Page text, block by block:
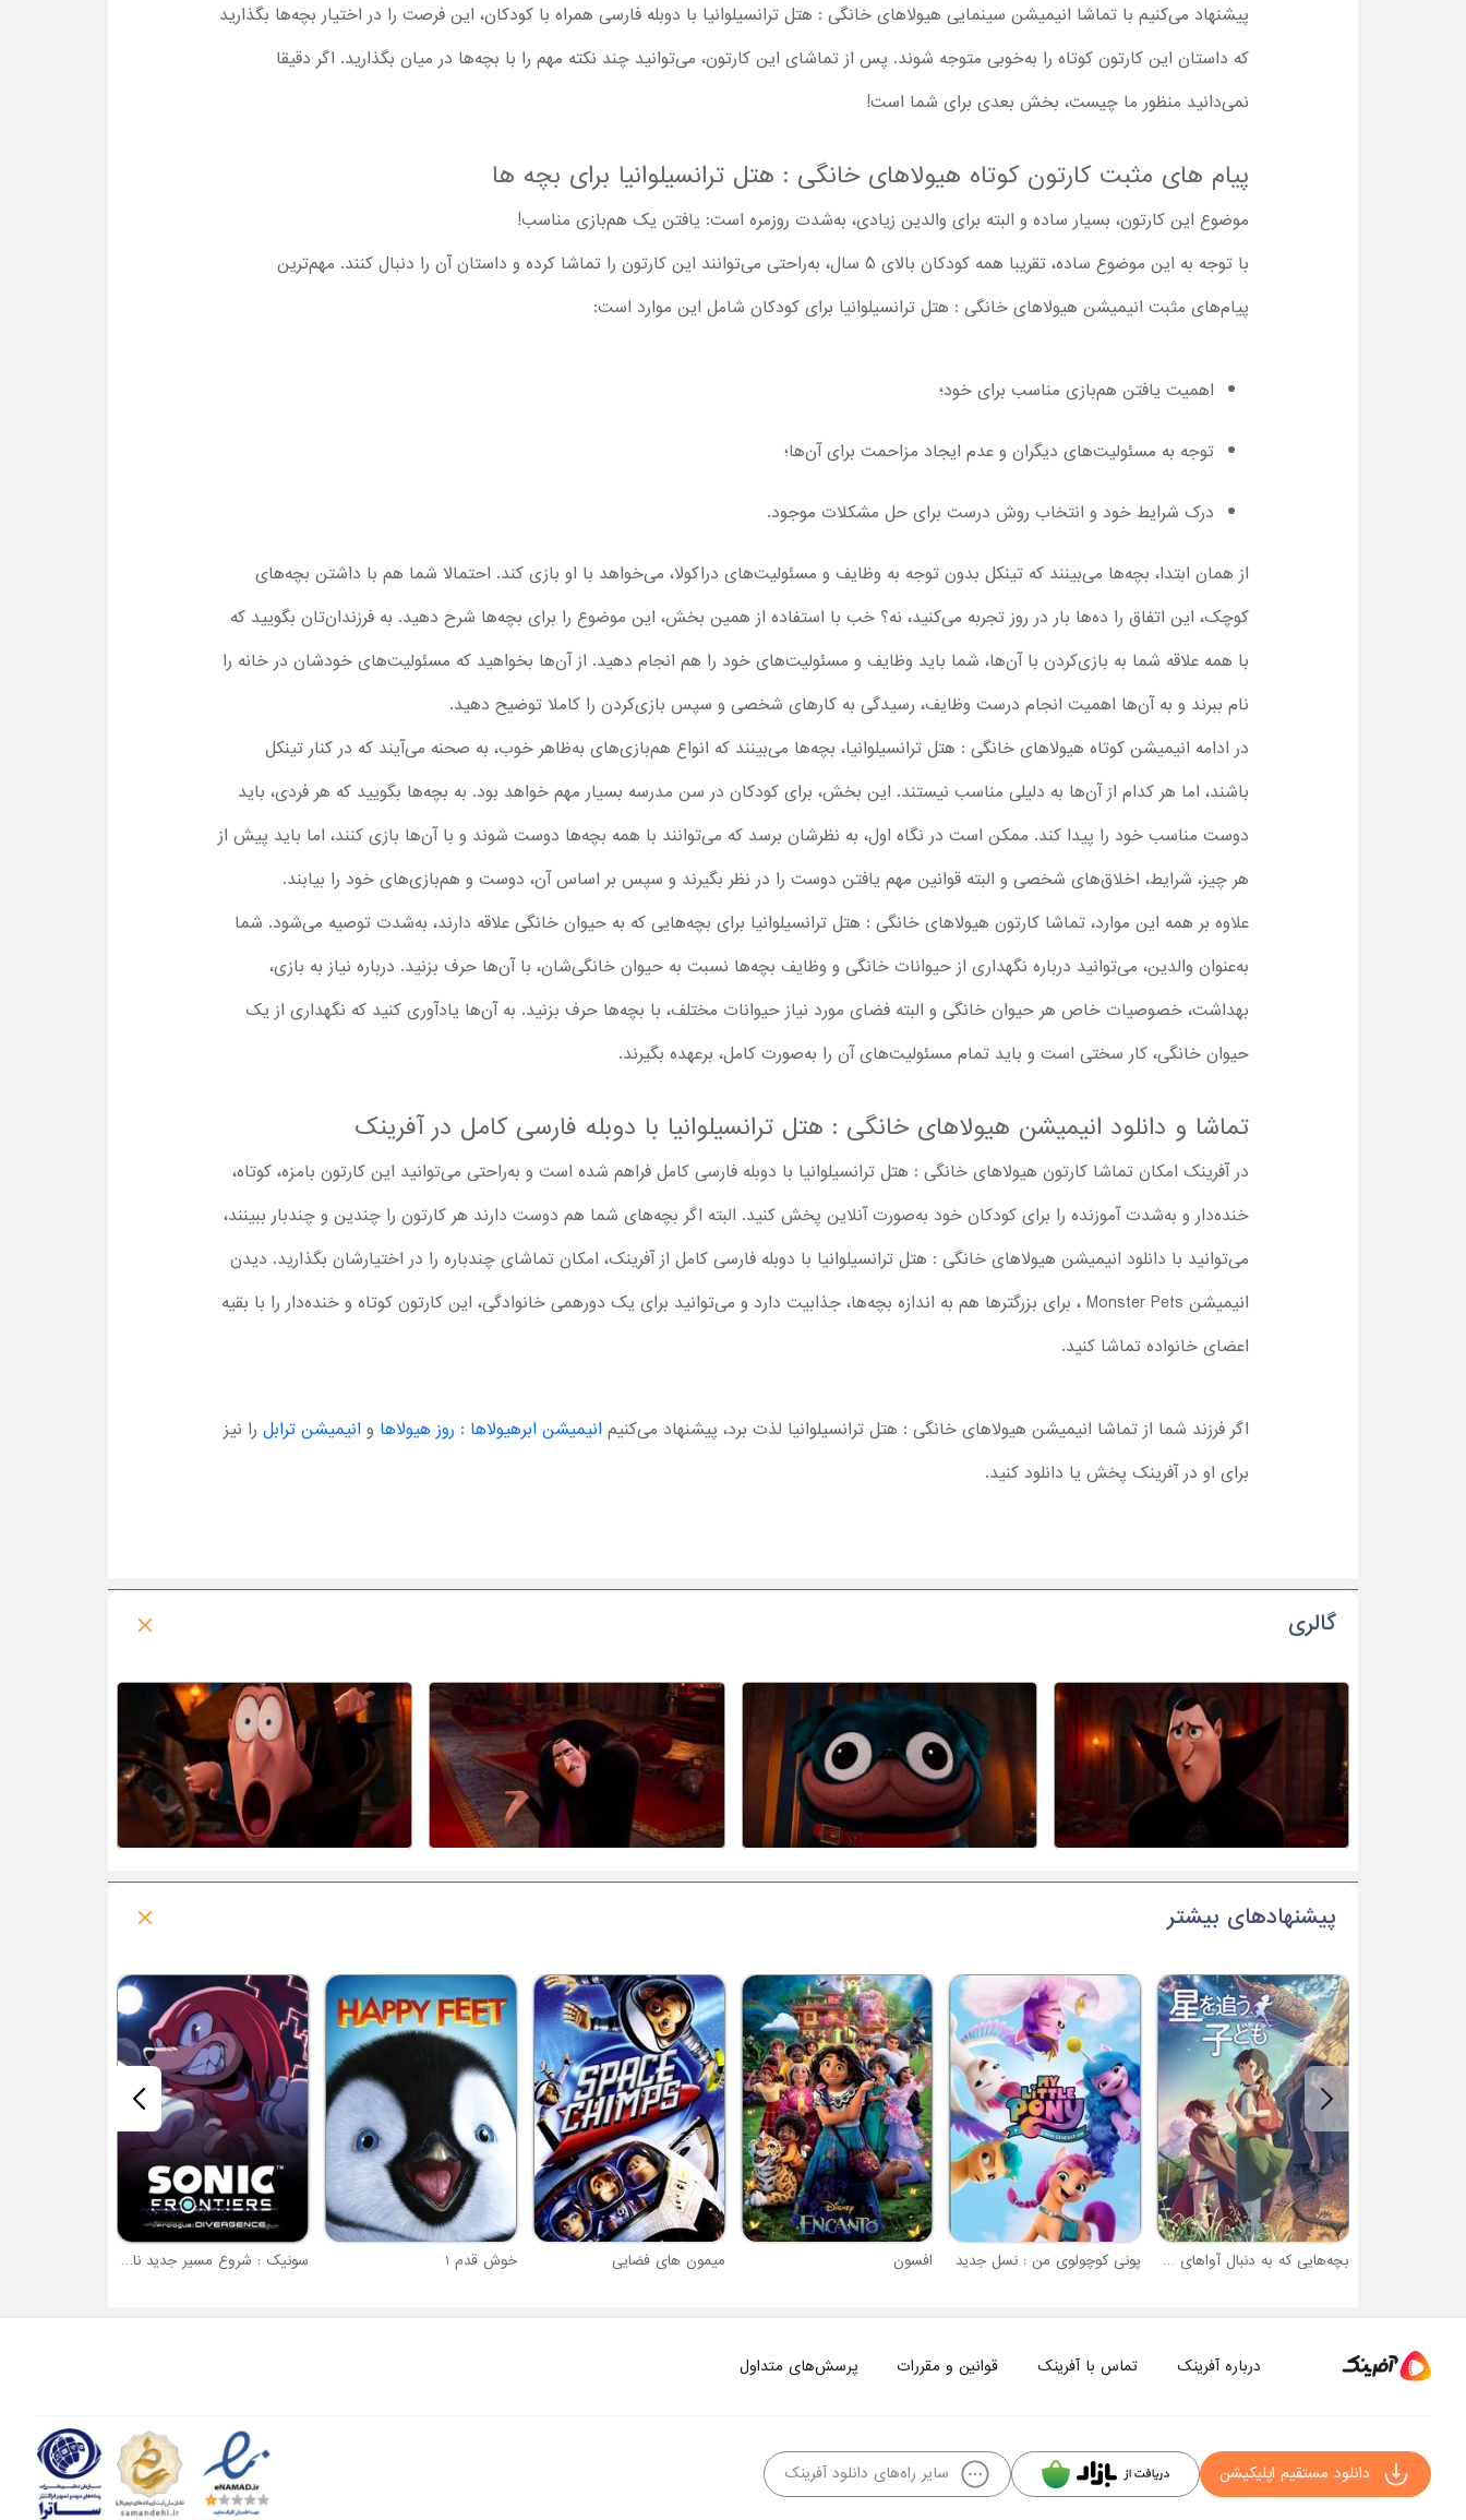
پیشنهاد می‌کنیم با تماشا انیمیشن سینمایی هیولاهای خانگی : هتل ترانسیلوانیا با دوبله فارسی همراه با کودکان، این فرصت را در اختیار بچه‌ها بگذارید
که داستان این کارتون کوتاه را به‌خوبی متوجه شوند. پس از تماشای این کارتون، می‌توانید چند نکته مهم را با بچه‌ها در میان بگذارید. اگر دقیقا
نمی‌دانید منظور ما چیست، بخش بعدی برای شما است!
پیام های مثبت کارتون کوتاه هیولاهای خانگی : هتل ترانسیلوانیا برای بچه ها
موضوع این کارتون، بسیار ساده و البته برای والدین زیادی، به‌شدت روزمره است: یافتن یک هم‌بازی مناسب!
با توجه به این موضوع ساده، تقریبا همه کودکان بالای 5 سال، به‌راحتی می‌توانند این کارتون را تماشا کرده و داستان آن را دنبال کنند. مهم‌ترین
پیام‌های مثبت انیمیشن هیولاهای خانگی : هتل ترانسیلوانیا برای کودکان شامل این موارد است:
اهمیت یافتن هم‌بازی مناسب برای خود؛
توجه به مسئولیت‌های دیگران و عدم ایجاد مزاحمت برای آن‌ها؛
درک شرایط خود و انتخاب روش درست برای حل مشکلات موجود.
از همان ابتدا، بچه‌ها می‌بینند که تینکل بدون توجه به وظایف و مسئولیت‌های دراکولا، می‌خواهد با او بازی کند. احتمالا شما هم با داشتن بچه‌های
کوچک، این اتفاق را ده‌ها بار در روز تجربه می‌کنید، نه؟ خب با استفاده از همین بخش، این موضوع را برای بچه‌ها شرح دهید. به فرزندان‌تان بگویید که
با همه علاقه شما به بازی‌کردن با آن‌ها، شما باید وظایف و مسئولیت‌های خود را هم انجام دهید. از آن‌ها بخواهید که مسئولیت‌های خودشان در خانه را
نام ببرند و به آن‌ها اهمیت انجام درست وظایف، رسیدگی به کارهای شخصی و سپس بازی‌کردن را کاملا توضیح دهید.
در ادامه انیمیشن کوتاه هیولاهای خانگی : هتل ترانسیلوانیا، بچه‌ها می‌بینند که انواع هم‌بازی‌های به‌ظاهر خوب، به صحنه می‌آیند که در کنار تینکل
باشند، اما هر کدام از آن‌ها به دلیلی مناسب نیستند. این بخش، برای کودکان در سن مدرسه بسیار مهم خواهد بود. به بچه‌ها بگویید که هر فردی، باید
دوست مناسب خود را پیدا کند. ممکن است در نگاه اول، به‌ نظرشان برسد که می‌توانند با همه بچه‌ها دوست شوند و با آن‌ها بازی کنند، اما باید پیش از
هر چیز، شرایط، اخلاق‌های شخصی و البته قوانین مهم یافتن دوست را در نظر بگیرند و سپس بر اساس آن، دوست‌ و هم‌بازی‌های خود را بیابند.
علاوه بر همه این موارد، تماشا کارتون هیولاهای خانگی : هتل ترانسیلوانیا برای بچه‌هایی که به حیوان خانگی علاقه دارند، به‌شدت توصیه می‌شود. شما
به‌عنوان والدین، می‌توانید درباره نگهداری از حیوانات خانگی و وظایف بچه‌ها نسبت به حیوان خانگی‌شان، با آن‌ها حرف بزنید. درباره نیاز به بازی،
بهداشت، خصوصیات خاص هر حیوان خانگی و البته فضای مورد نیاز حیوانات مختلف، با بچه‌ها حرف بزنید. به آن‌ها یادآوری کنید که نگهداری از یک
حیوان خانگی، کار سختی است و باید تمام مسئولیت‌های آن را به‌صورت کامل، برعهده بگیرند.
تماشا و دانلود انیمیشن هیولاهای خانگی : هتل ترانسیلوانیا با دوبله فارسی کامل در آفرینک
در آفرینک امکان تماشا کارتون هیولاهای خانگی : هتل ترانسیلوانیا با دوبله فارسی کامل فراهم شده است و به‌راحتی می‌توانید این کارتون بامزه، کوتاه،
خنده‌دار و به‌شدت آموزنده را برای کودکان خود به‌صورت آنلاین پخش کنید. البته اگر بچه‌های شما هم دوست دارند هر کارتون را چندین و چندبار ببینند،
می‌توانید با دانلود انیمیشن هیولاهای خانگی : هتل ترانسیلوانیا با دوبله فارسی کامل از آفرینک، امکان تماشای چندباره را در اختیارشان بگذارید. دیدن
انیمیشن Monster Pets ، برای بزرگترها هم به اندازه بچه‌ها، جذابیت دارد و می‌توانید برای یک دورهمی خانوادگی، این کارتون کوتاه و خنده‌دار را با بقیه
اعضای خانواده تماشا کنید.
اگر فرزند شما از تماشا انیمیشن هیولاهای خانگی : هتل ترانسیلوانیا لذت برد، پیشنهاد می‌کنیم انیمیشن ابرهیولاها : روز هیولاها و انیمیشن ترابل را نیز
برای او در آفرینک پخش یا دانلود کنید.
گالری
پیشنهادهای بیشتر
بچه‌هایی که به دنبال آواهای گمشده می‌گردند پونی کوچولوی من : نسل جدید افسون میمون های فضایی خوش قدم 1 سونیک : شروع مسیر جدید ناکلز
درباره آفرینک تماس با آفرینک قوانین و مقررات پرسش‌های متداول
دانلود مستقیم اپلیکیشن سایر راه‌های دانلود آفرینک